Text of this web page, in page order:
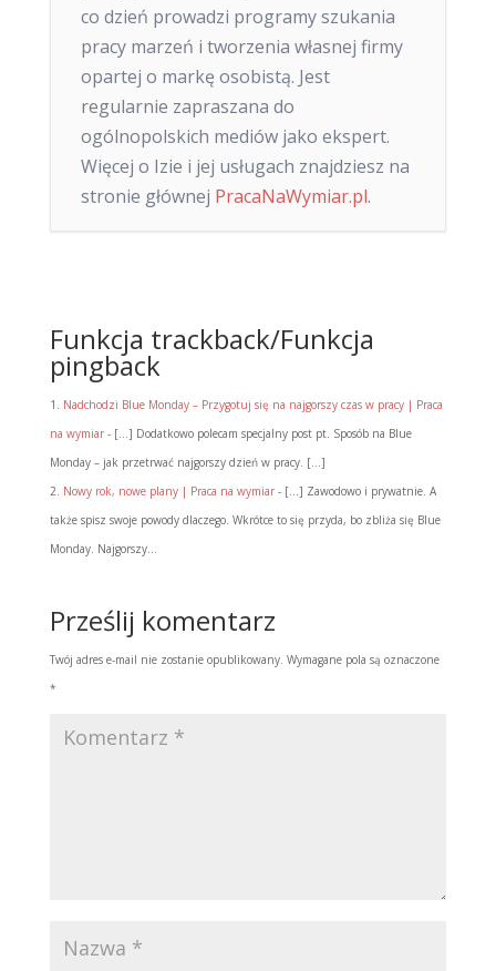
co dzień prowadzi programy szukania
pracy marzeń i tworzenia własnej firmy
opartej o markę osobistą. Jest
regularnie zapraszana do
ogólnopolskich mediów jako ekspert.
Więcej o Izie i jej usługach znajdziesz na
stronie głównej PracaNaWymiar.pl.
Funkcja trackback/Funkcja
pingback
Nadchodzi Blue Monday – Przygotuj się na najgorszy czas w pracy | Praca
na wymiar- […] Dodatkowo polecam specjalny post pt. Sposób na Blue
Monday – jak przetrwać najgorszy dzień w pracy. […]
Nowy rok, nowe plany | Praca na wymiar- […] Zawodowo i prywatnie. A
także spisz swoje powody dlaczego. Wkrótce to się przyda, bo zbliża się Blue
Monday. Najgorszy…
Prześlij komentarz
Twój adres e-mail nie zostanie opublikowany. Wymagane pola są oznaczone
*